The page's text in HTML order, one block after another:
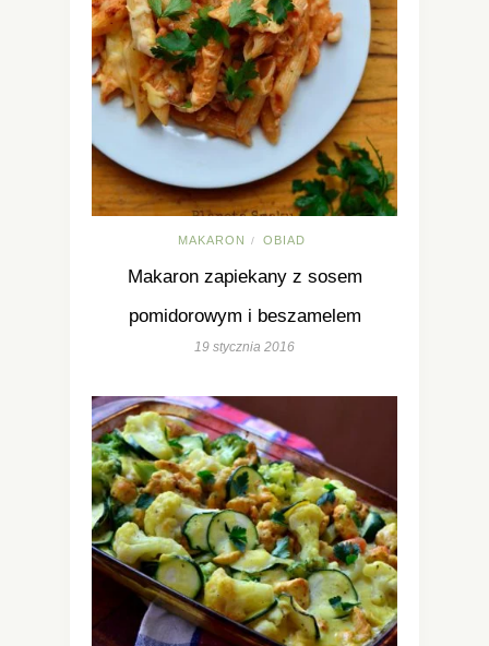
MAKARON / OBIAD
Makaron zapiekany z sosem
pomidorowym i beszamelem
19 stycznia 2016